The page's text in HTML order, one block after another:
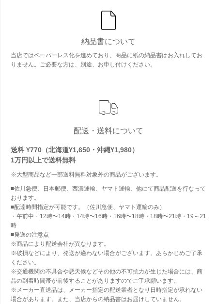
納品書について
当店ではペーパーレス化を進めており、商品に紙の納品書はお入れしてお
りません。ご必要な方は、別途、お申し付けください。
配送・送料について
送料 ¥770（北海道¥1,650・沖縄¥1,980）
1万円以上で送料無料
※大型商品など一部送料無料対象外の商品がございます。
■佐川急便、日本郵便、西濃運輸、ヤマト運輸、他にて商品配送を行なって
おります。
■配達時間指定が可能です。（佐川急便、ヤマト運輸のみ）
・午前中・12時〜14時・14時〜16時・16時〜18時・18時〜21時・19～21
時
■発送の注意点
※商品により配送会社が異なります。
※破損などにより、発送が適わない場合がございます。あらかじめご了承
ください。
※交通機関の不具合や悪天候などその他の不可抗力が生じた場合には、商
品の到着時間帯が前後することがありますのでご了承願います。
※メーカー直送品は、メーカー指定の配送業者となり日時指定が承れない
場合があります。また、当店からの納品書はお届けしていません。